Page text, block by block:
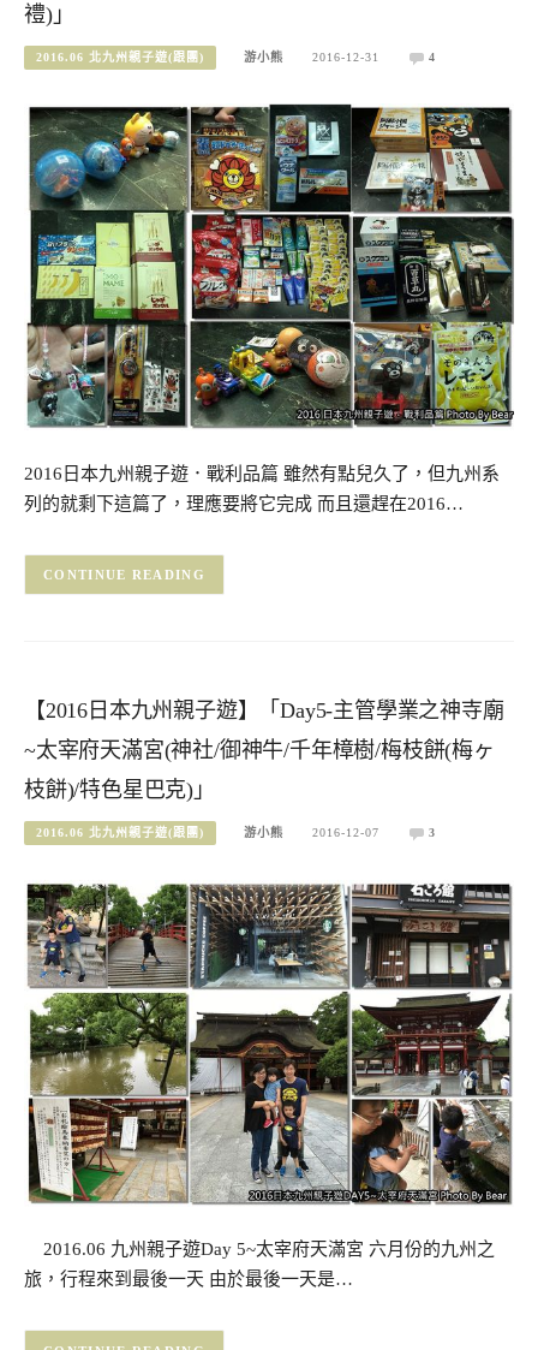
禮)」
2016.06 北九州親子遊(跟團) 游小熊 2016-12-31 4
2016日本九州親子遊．戰利品篇 雖然有點兒久了，但九州系
列的就剩下這篇了，理應要將它完成 而且還趕在2016…
CONTINUE READING
【2016日本九州親子遊】「Day5-主管學業之神寺廟
~太宰府天滿宮(神社/御神牛/千年樟樹/梅枝餅(梅ヶ
枝餅)/特色星巴克)」
2016.06 北九州親子遊(跟團) 游小熊 2016-12-07 3
2016.06 九州親子遊Day 5~太宰府天滿宮 六月份的九州之
旅，行程來到最後一天 由於最後一天是…